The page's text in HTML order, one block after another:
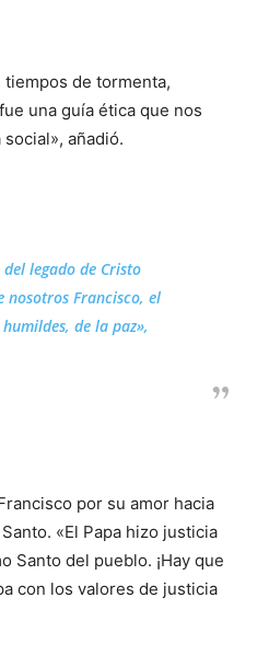
de tormenta,
una guía ética que nos
añadió.
legado de Cristo
nosotros Francisco, el
de la paz»,
por su amor hacia
«El Papa hizo justicia
Santo del pueblo. ¡Hay que
con los valores de justicia